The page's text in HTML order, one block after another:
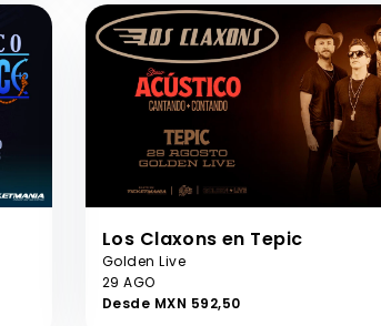
Los Claxons en Tepic
Golden Live
29 AGO
Desde MXN 592,50